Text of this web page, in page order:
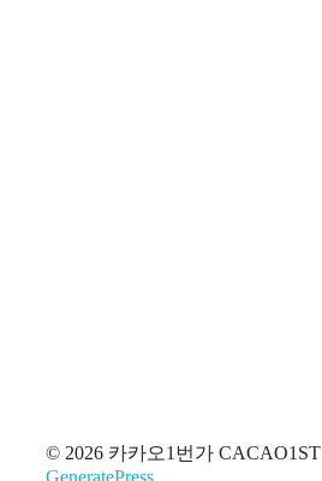
© 2026 카카오1번가 CACAO1ST